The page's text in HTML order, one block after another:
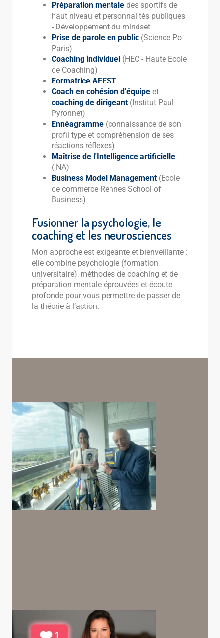
Préparation mentale des sportifs de
haut niveau et personnalités publiques
- Développement du mindset
Prise de parole en public (Science Po
Paris)
Coaching individuel (HEC - Haute Ecole
de Coaching)
Formatrice AFEST
Coach en cohésion d'équipe et
coaching de dirigeant (Institut Paul
Pyronnet)
Ennéagramme (connaissance de son
profil type et compréhension de ses
réactions réflexes)
Maîtrise de l'Intelligence artificielle
(INA)
Business Model Management (Ecole
de commerce Rennes School of
Business)
Fusionner la psychologie, le
coaching et les neurosciences
Mon approche est exigeante et bienveillante :
elle combine psychologie (formation
universitaire), méthodes de coaching et de
préparation mentale éprouvées et écoute
profonde pour vous permettre de passer de
la théorie à l’action.